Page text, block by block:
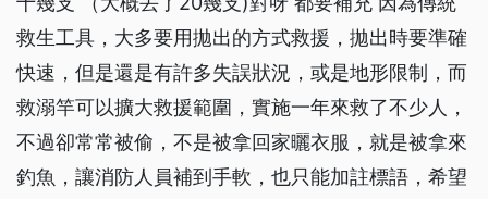
救生工具，大多要用拋出的方式救援，拋出時要準確
快速，但是還是有許多失誤狀況，或是地形限制，而
救溺竿可以擴大救援範圍，實施一年來救了不少人，
不過卻常常被偷，不是被拿回家曬衣服，就是被拿來
釣魚，讓消防人員補到手軟，也只能加註標語，希望